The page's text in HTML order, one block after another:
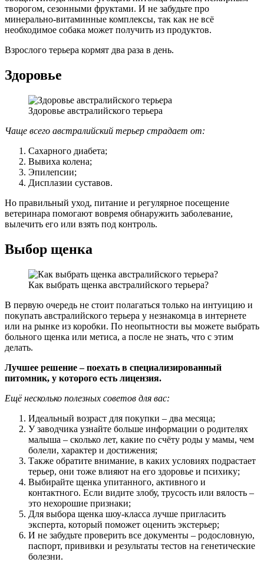
творогом, сезонными фруктами. И не забудьте про
минерально-витаминные комплексы, так как не всё
необходимое собака может получить из продуктов.
Взрослого терьера кормят два раза в день.
Здоровье
Здоровье австралийского терьера
Чаще всего австралийский терьер страдает от:
Сахарного диабета;
Вывиха колена;
Эпилепсии;
Дисплазии суставов.
Но правильный уход, питание и регулярное посещение
ветеринара помогают вовремя обнаружить заболевание,
вылечить его или взять под контроль.
Выбор щенка
Как выбрать щенка австралийского терьера?
В первую очередь не стоит полагаться только на интуицию и
покупать австралийского терьера у незнакомца в интернете
или на рынке из коробки. По неопытности вы можете выбрать
больного щенка или метиса, а после не знать, что с этим
делать.
Лучшее решение – поехать в специализированный
питомник, у которого есть лицензия.
Ещё несколько полезных советов для вас:
Идеальный возраст для покупки – два месяца;
У заводчика узнайте больше информации о родителях
малыша – сколько лет, какие по счёту роды у мамы, чем
болели, характер и достижения;
Также обратите внимание, в каких условиях подрастает
терьер, они тоже влияют на его здоровье и психику;
Выбирайте щенка упитанного, активного и
контактного. Если видите злобу, трусость или вялость –
это нехорошие признаки;
Для выбора щенка шоу-класса лучше пригласить
эксперта, который поможет оценить экстерьер;
И не забудьте проверить все документы – родословную,
паспорт, прививки и результаты тестов на генетические
болезни.